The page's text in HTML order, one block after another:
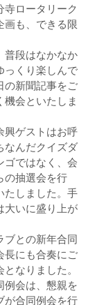
ロータリーク
画も、できる限
普段はなかなか
っくり楽しんで
の新聞記事をご
会といたしま
興ゲストはお呼
なんだクイズダ
ゴではなく、会
の抽選会を行
たしました。手
大いに盛り上が
との新年合同
長にも合奏にご
なりました。
会は、懇親を
が合同例会を行